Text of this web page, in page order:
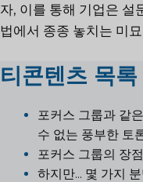
자, 이를 통해 기업은 설
법에서 종종 놓치는 미
티콘텐츠 목록
포커스 그룹과 같
수 없는 풍부한 토
포커스 그룹의 장점
하지만... 몇 가지